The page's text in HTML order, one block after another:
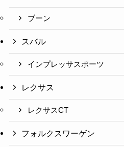
ブーン
スバル
インプレッサスポーツ
レクサス
レクサスCT
フォルクスワーゲン